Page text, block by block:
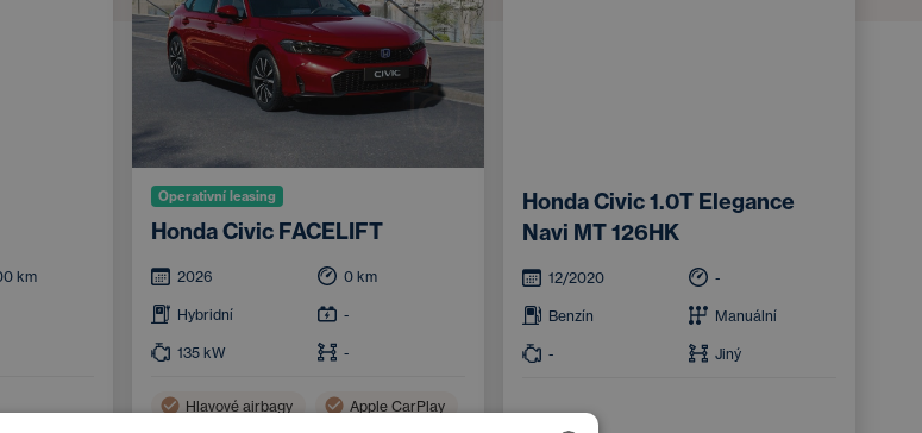
km
Operativní leasing
Honda Civic FACELIFT
2026 0 km
Hybridní -
135 kW -
Hlavové airbagy Apple CarPlay
Honda Civic 1.0T Elegance
Navi MT 126HK
12/2020 -
Benzín Manuální
- Jiný